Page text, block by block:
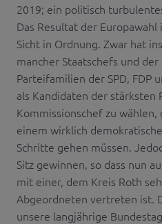
2019; ein politisch
Das Resultat der
Sicht in Ordnung. Zwar hat
mancher Staatschefs und
Parteifamilien der SPD, FDP
als Kandidaten der stärksten
Kommissionschef zu wählen,
einem wirklich
Schritte gehen müssen.
Sitz gewinnen, so dass nun
mit einer, dem Kreis Roth
Abgeordneten vertreten ist.
unsere langjährige